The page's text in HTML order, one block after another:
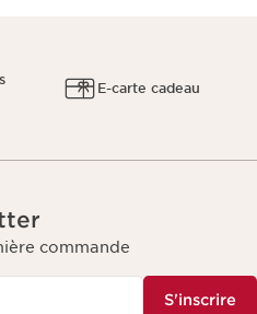
E-carte cadeau
commande
S'inscrire